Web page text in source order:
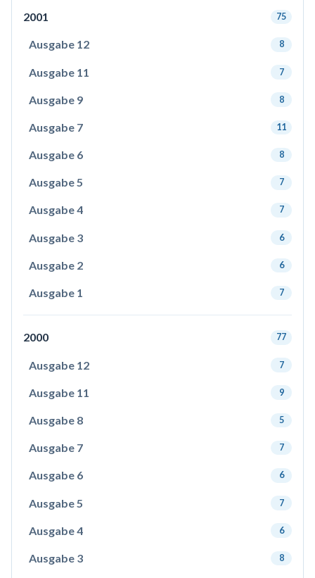
2001 75
Ausgabe 12 8
Ausgabe 11 7
Ausgabe 9 8
Ausgabe 7 11
Ausgabe 6 8
Ausgabe 5 7
Ausgabe 4 7
Ausgabe 3 6
Ausgabe 2 6
Ausgabe 1 7
2000 77
Ausgabe 12 7
Ausgabe 11 9
Ausgabe 8 5
Ausgabe 7 7
Ausgabe 6 6
Ausgabe 5 7
Ausgabe 4 6
Ausgabe 3 8